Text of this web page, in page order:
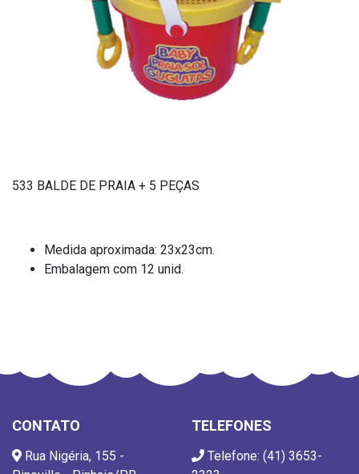
533 BALDE DE PRAIA + 5 PEÇAS
Medida aproximada: 23x23cm.
Embalagem com 12 unid.
CONTATO
Rua Nigéria, 155 -
TELEFONES
Telefone: (41) 3653-